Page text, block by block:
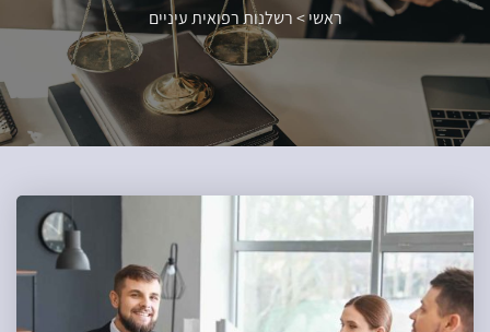
ראשי>רשלנות רפואית עיניים